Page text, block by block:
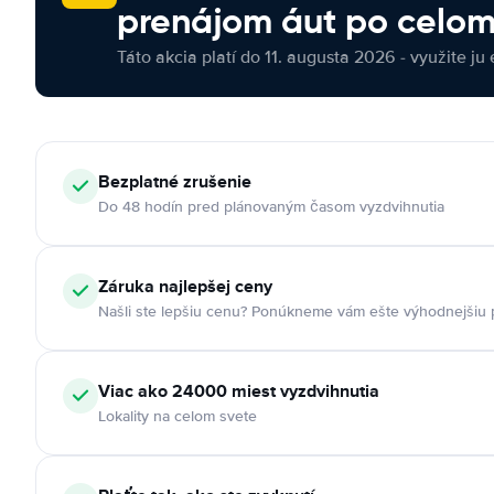
prenájom áut po
Táto akcia platí do 11. augusta 2026 - využite ju
Bezplatné zrušenie
Do 48 hodín pred plánovaným časom vyzdvihnutia
Záruka najlepšej ceny
Našli ste lepšiu cenu? Ponúkneme vám ešte výhodnejšiu
Viac ako 24000 miest vyzdvihnutia
Lokality na celom svete